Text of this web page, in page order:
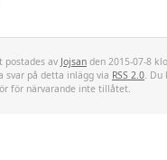
postades av Jojsan den 2015-07-8
svar på detta inlägg via RSS 2.0. Du
för närvarande inte tillåtet.